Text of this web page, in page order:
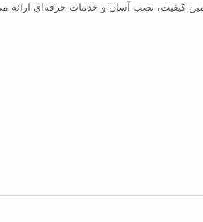
کیفیت، نصب آسان و خدمات حرفه‌ای ارائه